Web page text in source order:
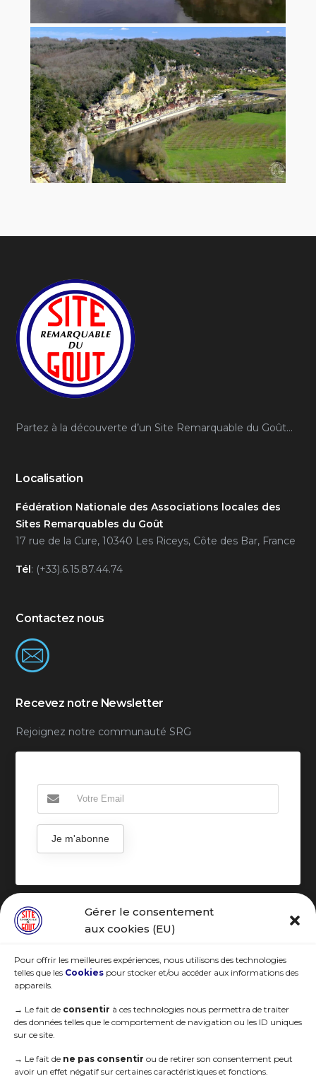
Gérer le consentement
aux cookies (EU)
Pour offrir les meilleures expériences, nous utilisons des technologies
telles que les Cookies pour stocker et/ou accéder aux informations des
appareils.
→ Le fait de consentir à ces technologies nous permettra de traiter
des données telles que le comportement de navigation ou les ID uniques
sur ce site.
→ Le fait de ne pas consentir ou de retirer son consentement peut
avoir un effet négatif sur certaines caractéristiques et fonctions.
Partez à la découverte d’un Site Remarquable du Goût…
Localisation
Fédération Nationale des Associations locales des
Sites Remarquables du Goût
17 rue de la Cure, 10340 Les Riceys, Côte des Bar, France
Tél: (+33).6.15.87.44.74
Contactez nous
Recevez notre Newsletter
Rejoignez notre communauté SRG
Je m'abonne
R.G.P.D